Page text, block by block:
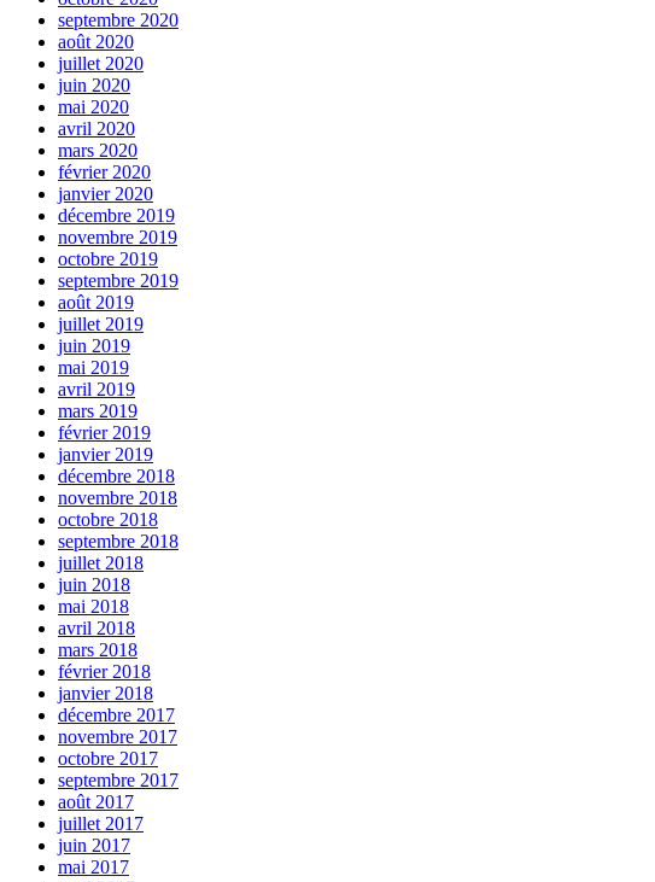
septembre 2020
août 2020
juillet 2020
juin 2020
mai 2020
avril 2020
mars 2020
février 2020
janvier 2020
décembre 2019
novembre 2019
octobre 2019
septembre 2019
août 2019
juillet 2019
juin 2019
mai 2019
avril 2019
mars 2019
février 2019
janvier 2019
décembre 2018
novembre 2018
octobre 2018
septembre 2018
juillet 2018
juin 2018
mai 2018
avril 2018
mars 2018
février 2018
janvier 2018
décembre 2017
novembre 2017
octobre 2017
septembre 2017
août 2017
juillet 2017
juin 2017
mai 2017